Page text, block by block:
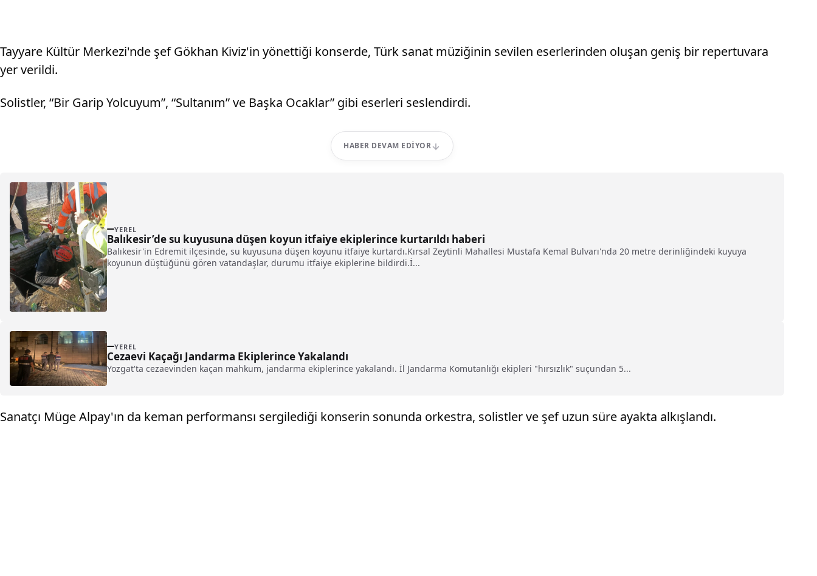
Tayyare Kültür Merkezi'nde şef Gökhan Kiviz'in yönettiği konserde, Türk sanat müziğinin sevilen eserlerinden oluşan geniş bir repertuvara
yer verildi.
Solistler, “Bir Garip Yolcuyum”, “Sultanım” ve Başka Ocaklar” gibi eserleri seslendirdi.
HABER DEVAM EDIYOR
YEREL
Balıkesir’de su kuyusuna düşen koyun itfaiye ekiplerince kurtarıldı haberi
Balıkesir'in Edremit ilçesinde, su kuyusuna düşen koyunu itfaiye kurtardı.Kırsal Zeytinli Mahallesi Mustafa Kemal Bulvarı'nda 20 metre derinliğindeki kuyuya
koyunun düştüğünü gören vatandaşlar, durumu itfaiye ekiplerine bildirdi.İ...
YEREL
Cezaevi Kaçağı Jandarma Ekiplerince Yakalandı
Yozgat'ta cezaevinden kaçan mahkum, jandarma ekiplerince yakalandı. İl Jandarma Komutanlığı ekipleri "hırsızlık" suçundan 5...
Sanatçı Müge Alpay'ın da keman performansı sergilediği konserin sonunda orkestra, solistler ve şef uzun süre ayakta alkışlandı.